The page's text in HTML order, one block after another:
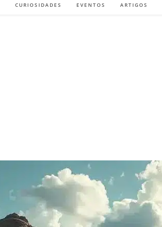
CURIOSIDADES EVENTOS ARTIGOS